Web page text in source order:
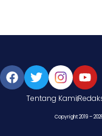
Tentang Kami
Copyright 2019 –